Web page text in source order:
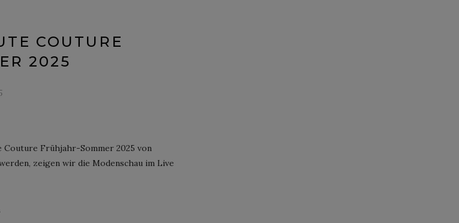
COUTURE
2025
Frühjahr-Sommer 2025 von
zeigen wir die Modenschau im Live